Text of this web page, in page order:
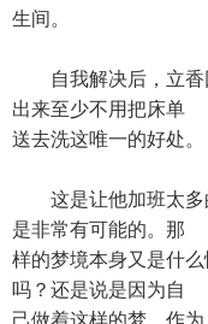
生间。
自我解决后，立香
出来至少不用把床单
送去洗这唯一的好处。
这是让他加班太多
是非常有可能的。那
样的梦境本身又是什
吗？还是说是因为自
己做着这样的梦，作